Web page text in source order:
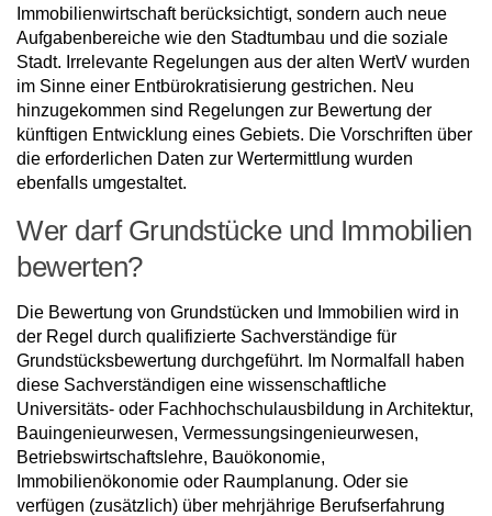
Immobilienwirtschaft berücksichtigt, sondern auch neue
Aufgabenbereiche wie den Stadtumbau und die soziale
Stadt. Irrelevante Regelungen aus der alten WertV wurden
im Sinne einer Entbürokratisierung gestrichen. Neu
hinzugekommen sind Regelungen zur Bewertung der
künftigen Entwicklung eines Gebiets. Die Vorschriften über
die erforderlichen Daten zur Wertermittlung wurden
ebenfalls umgestaltet.
Wer darf Grundstücke und Immobilien
bewerten?
Die Bewertung von Grundstücken und Immobilien wird in
der Regel durch qualifizierte Sachverständige für
Grundstücksbewertung durchgeführt. Im Normalfall haben
diese Sachverständigen eine wissenschaftliche
Universitäts- oder Fachhochschulausbildung in Architektur,
Bauingenieurwesen, Vermessungsingenieurwesen,
Betriebswirtschaftslehre, Bauökonomie,
Immobilienökonomie oder Raumplanung. Oder sie
verfügen (zusätzlich) über mehrjährige Berufserfahrung